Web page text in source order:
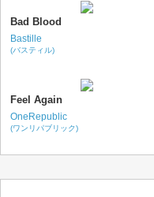
Bad Blood
Bastille
(バスティル)
Feel Again
OneRepublic
(ワンリパブリック)